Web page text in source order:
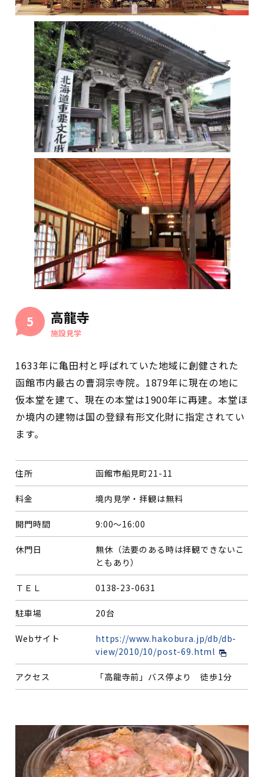
5 高龍寺
施設見学
1633年に亀田村と呼ばれていた地域に創健された
函館市内最古の曹洞宗寺院。1879年に現在の地に
仮本堂を建て、現在の本堂は1900年に再建。本堂ほ
か境内の建物は国の登録有形文化財に指定されてい
ます。
住所 函館市船見町21-11
料金 境内見学・拝観は無料
開門時間 9:00～16:00
休門日
無休（法要のある時は拝観できないこ
ともあり）
ＴＥＬ 0138-23-0631
駐車場 20台
Webサイト
https://www.hakobura.jp/db/db-
view/2010/10/post-69.html
アクセス 「高龍寺前」バス停より 徒歩1分